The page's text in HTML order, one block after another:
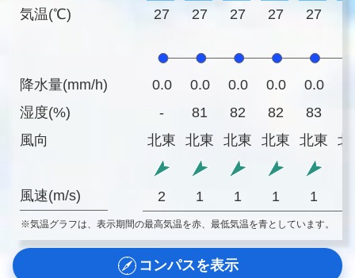
気温(℃)
降水量(mm/h)
湿度(%)
風向
風速(m/s)
27 27 27 27 27
0.0 0.0 0.0 0.0 0.0
-
81 82 82 83
北東
北東 北東 北東 北東 北
2 1 1 1 1
※気温グラフは、表示期間の最高気温を赤、最低気温を青としています。
コンパスを表示